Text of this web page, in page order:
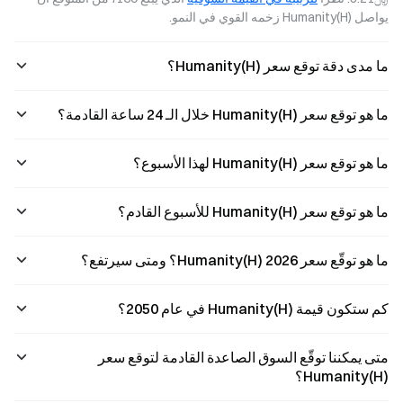
صرف الين. بعد
خطر فك صف?
السرد" إلى
يواصل Humanity(H) زخمه القوي في النمو.
ما مدى دقة توقع سعر Humanity(H)؟
ما هو توقع سعر Humanity(H) خلال الـ 24 ساعة القادمة؟
ما هو توقع سعر Humanity(H) لهذا الأسبوع؟
ما هو توقع سعر Humanity(H) للأسبوع القادم؟
ما هو توقّع سعر Humanity(H) 2026؟ ومتى سيرتفع؟
كم ستكون قيمة Humanity(H) في عام 2050؟
متى يمكننا توقّع السوق الصاعدة القادمة لتوقع سعر
Humanity(H)؟